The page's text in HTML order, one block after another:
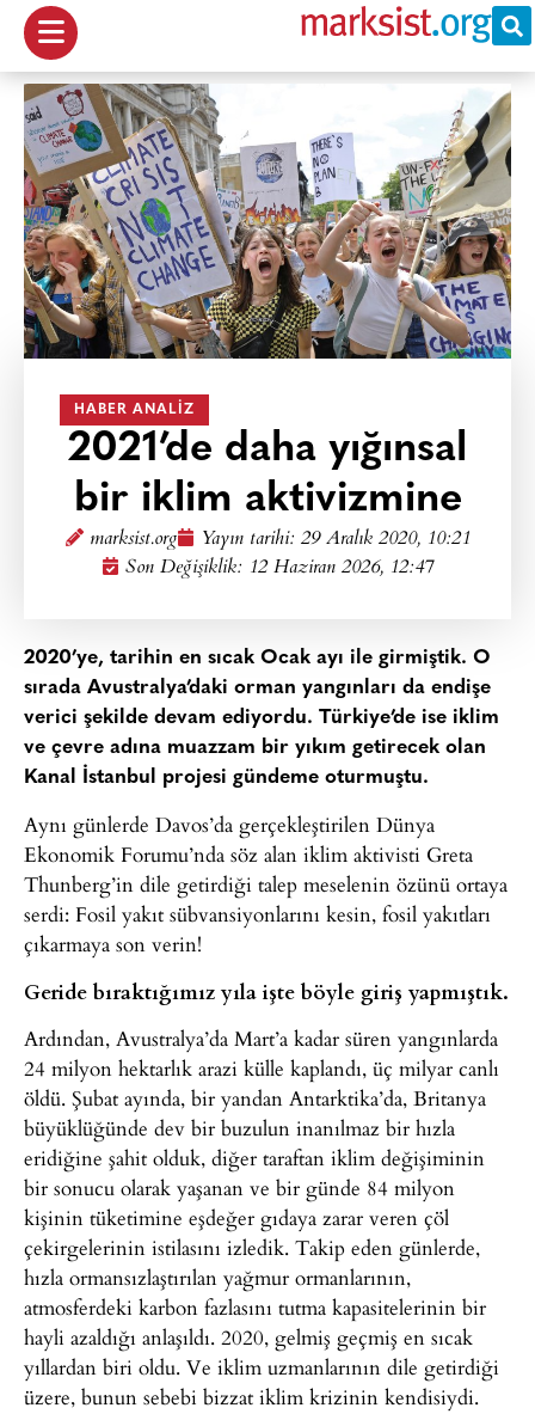
HABER ANALIZ
2021’de daha yığınsal
bir iklim aktivizmine
marksist.org Yayın tarihi: 29 Aralık 2020, 10:21
Son Değişiklik: 12 Haziran 2026, 12:47
2020’ye, tarihin en sıcak Ocak ayı ile girmiştik. O
sırada Avustralya’daki orman yangınları da endişe
verici şekilde devam ediyordu. Türkiye’de ise iklim
ve çevre adına muazzam bir yıkım getirecek olan
Kanal İstanbul projesi gündeme oturmuştu.
Aynı günlerde Davos’da gerçekleştirilen Dünya
Ekonomik Forumu’nda söz alan iklim aktivisti Greta
Thunberg’in dile getirdiği talep meselenin özünü ortaya
serdi: Fosil yakıt sübvansiyonlarını kesin, fosil yakıtları
çıkarmaya son verin!
Geride bıraktığımız yıla işte böyle giriş yapmıştık.
Ardından, Avustralya’da Mart’a kadar süren yangınlarda
24 milyon hektarlık arazi külle kaplandı, üç milyar canlı
öldü. Şubat ayında, bir yandan Antarktika’da, Britanya
büyüklüğünde dev bir buzulun inanılmaz bir hızla
eridiğine şahit olduk, diğer taraftan iklim değişiminin
bir sonucu olarak yaşanan ve bir günde 84 milyon
kişinin tüketimine eşdeğer gıdaya zarar veren çöl
çekirgelerinin istilasını izledik. Takip eden günlerde,
hızla ormansızlaştırılan yağmur ormanlarının,
atmosferdeki karbon fazlasını tutma kapasitelerinin bir
hayli azaldığı anlaşıldı. 2020, gelmiş geçmiş en sıcak
yıllardan biri oldu. Ve iklim uzmanlarının dile getirdiği
üzere, bunun sebebi bizzat iklim krizinin kendisiydi.